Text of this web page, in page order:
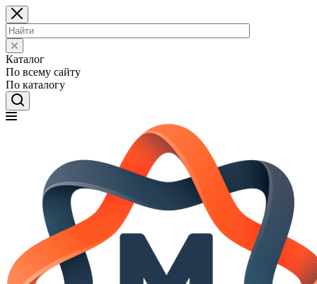
Каталог
По всему сайту
По каталогу